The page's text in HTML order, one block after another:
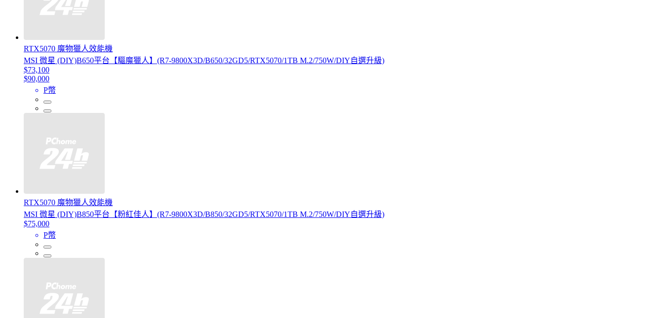
RTX5070 魔物獵人效能機
MSI 微星 (DIY)B650平台【驅魔獵人】(R7-9800X3D/B650/32GD5/RTX5070/1TB M.2/750W/DIY自選升級)
$73,100
$90,000
P幣
RTX5070 魔物獵人效能機
MSI 微星 (DIY)B850平台【粉紅佳人】(R7-9800X3D/B850/32GD5/RTX5070/1TB M.2/750W/DIY自選升級)
$75,000
P幣